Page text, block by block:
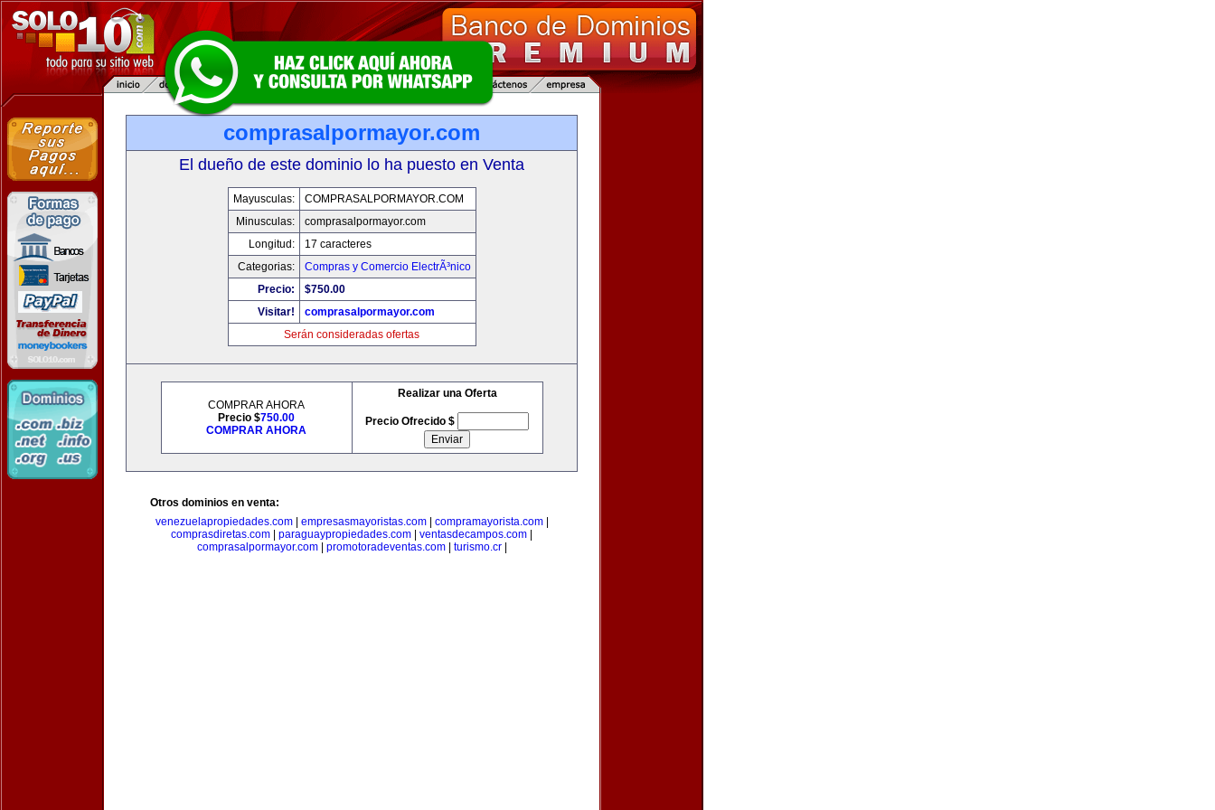
comprasalpormayor.com
El dueño de este dominio lo ha puesto en Venta
Mayusculas:
COMPRASALPORMAYOR.COM
Minusculas:
comprasalpormayor.com
Longitud:
17 caracteres
Categorias:
Compras y Comercio ElectrÃ³nico
Precio:
$750.00
Visitar!
comprasalpormayor.com
Serán consideradas ofertas
COMPRAR AHORA
Precio $750.00
COMPRAR AHORA
Realizar una Oferta
Precio Ofrecido $
Otros dominios en venta:
venezuelapropiedades.com| empresasmayoristas.com| compramayorista.com|
comprasdiretas.com
paraguaypropiedades.com ventasdecampos.com
comprasalpormayor.com| promotoradeventas.com| turismo.cr|